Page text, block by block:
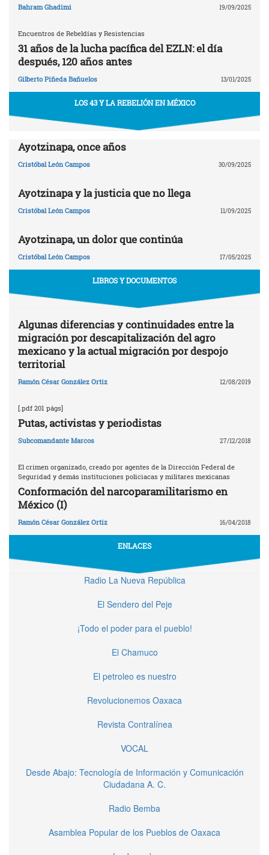
Bahram Ghadimi 19/09/2025
Encuentros de Rebeldías y Resistencias
31 años de la lucha pacífica del EZLN: el día
después, 120 años antes
Gilberto Piñeda Bañuelos 13/01/2025
LOS 43 Y LA REBELIÓN EN MÉXICO
Ayotzinapa, once años
Cristóbal León Campos 30/09/2025
Ayotzinapa y la justicia que no llega
Cristóbal León Campos 11/09/2025
Ayotzinapa, un dolor que continúa
Cristóbal León Campos 17/05/2025
LIBROS Y DOCUMENTOS
Algunas diferencias y continuidades entre la
migración por descapitalización del agro
mexicano y la actual migración por despojo
territorial
Ramón César González Ortiz 12/08/2019
[.pdf 201 págs]
Putas, activistas y periodistas
Subcomandante Marcos 27/12/2018
El crimen organizado, creado por agentes de la Dirección Federal de
Seguridad y demás instituciones policiacas y militares mexicanas
Conformación del narcoparamilitarismo en
México (I)
Ramón César González Ortiz 16/04/2018
ENLACES
Radio La Nueva República
El Sendero del Peje
¡Todo el poder para el pueblo!
El Chamuco
El petroleo es nuestro
Revolucionemos Oaxaca
Revista Contralínea
VOCAL
Desde Abajo: Tecnología de Información y Comunicación
Ciudadana A. C.
Radio Bemba
Asamblea Popular de los Pueblos de Oaxaca